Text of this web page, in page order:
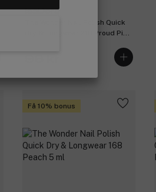
IsaDora
The Wonder Nail Polish Quick
dry & Longwear 210 Proud Pink
Få 10% bonus